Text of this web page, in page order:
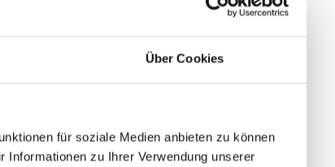
Über Cookies
für soziale Medien anbieten zu können
Informationen zu Ihrer Verwendung unserer